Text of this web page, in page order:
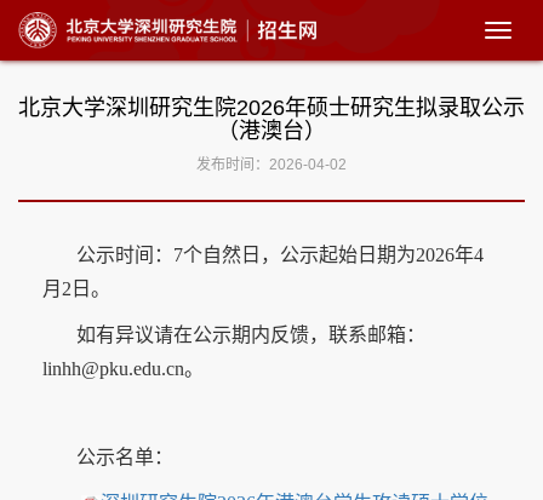
展
开
单
北京大学深圳研究生院2026年硕士研究生拟录取公示
（港澳台）
发布时间：2026-04-02
公示时间：7个自然日，公示起始日期为2026年4
月2日。
如有异议请在公示期内反馈，联系邮箱：
linhh@pku.edu.cn。
公示名单：